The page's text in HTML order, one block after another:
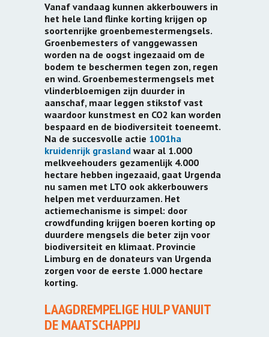
Vanaf vandaag kunnen akkerbouwers in
het hele land flinke korting krijgen op
soortenrijke groenbemestermengsels.
Groenbemesters of vanggewassen
worden na de oogst ingezaaid om de
bodem te beschermen tegen zon, regen
en wind. Groenbemestermengsels met
vlinderbloemigen zijn duurder in
aanschaf, maar leggen stikstof vast
waardoor kunstmest en CO2 kan worden
bespaard en de biodiversiteit toeneemt.
Na de succesvolle actie 1001ha
kruidenrijk grasland waar al 1.000
melkveehouders gezamenlijk 4.000
hectare hebben ingezaaid, gaat Urgenda
nu samen met LTO ook akkerbouwers
helpen met verduurzamen. Het
actiemechanisme is simpel: door
crowdfunding krijgen boeren korting op
duurdere mengsels die beter zijn voor
biodiversiteit en klimaat. Provincie
Limburg en de donateurs van Urgenda
zorgen voor de eerste 1.000 hectare
korting.
LAAGDREMPELIGE HULP VANUIT
DE MAATSCHAPPIJ